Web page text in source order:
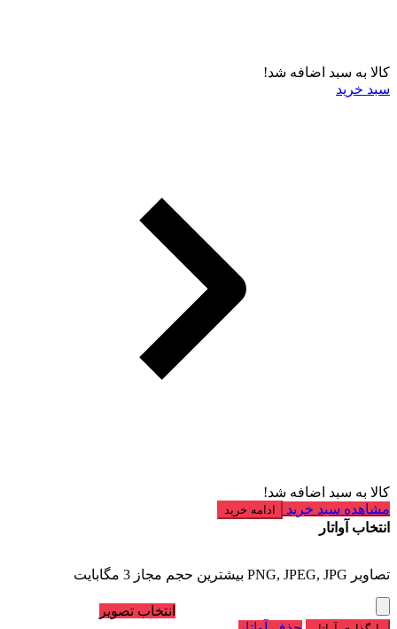
کالا به سبد اضافه شد!
سبد خرید
کالا به سبد اضافه شد!
مشاهده سبد خرید
ادامه خرید
انتخاب آواتار
تصاویر PNG, JPEG, JPG بیشترین حجم مجاز 3 مگابایت
انتخاب تصویر